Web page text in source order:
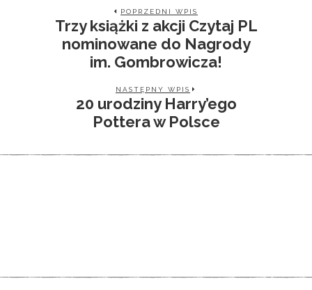
POPRZEDNI WPIS
Trzy książki z akcji Czytaj PL
nominowane do Nagrody
im. Gombrowicza!
NASTĘPNY WPIS
20 urodziny Harry’ego
Pottera w Polsce